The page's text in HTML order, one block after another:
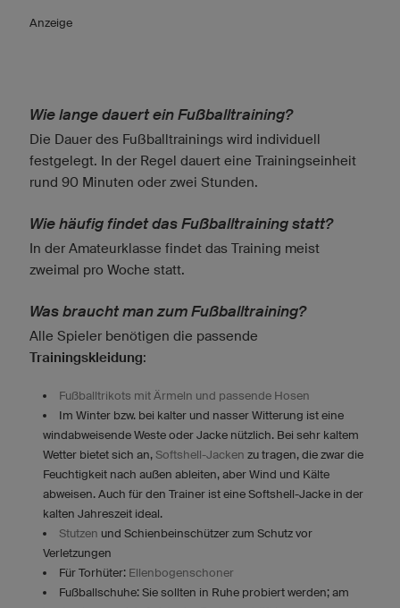
Anzeige
Wie lange dauert ein Fußballtraining?
Die Dauer des Fußballtrainings wird individuell
festgelegt. In der Regel dauert eine Trainingseinheit
rund 90 Minuten oder zwei Stunden.
Wie häufig findet das Fußballtraining statt?
In der Amateurklasse findet das Training meist
zweimal pro Woche statt.
Was braucht man zum Fußballtraining?
Alle Spieler benötigen die passende
Trainingskleidung:
Fußballtrikots mit Ärmeln und passende Hosen
Im Winter bzw. bei kalter und nasser Witterung ist eine
windabweisende Weste oder Jacke nützlich. Bei sehr kaltem
Wetter bietet sich an, Softshell-Jacken zu tragen, die zwar die
Feuchtigkeit nach außen ableiten, aber Wind und Kälte
abweisen. Auch für den Trainer ist eine Softshell-Jacke in der
kalten Jahreszeit ideal.
Stutzen und Schienbeinschützer zum Schutz vor
Verletzungen
Für Torhüter: Ellenbogenschoner
Fußballschuhe: Sie sollten in Ruhe probiert werden; am